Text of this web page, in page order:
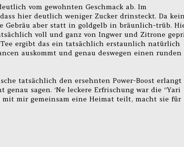
vom gewohnten Geschmack ab. Im
hier deutlich weniger Zucker drinsteckt. Da
Gebräu aber statt in goldgelb in bräunlich-trüb.
voll und ganz von Ingwer und Zitrone
ergibt das ein tatsächlich erstaunlich natürlich
auskommt und genau deswegen einen runden
tatsächlich den ersehnten Power-Boost erlangt
sagen. ‘Ne leckere Erfrischung war die “Yari
mit mir gemeinsam eine Heimat teilt, macht sie für